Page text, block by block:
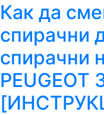
Как да
спирачни
спирачни
PEUGEOT